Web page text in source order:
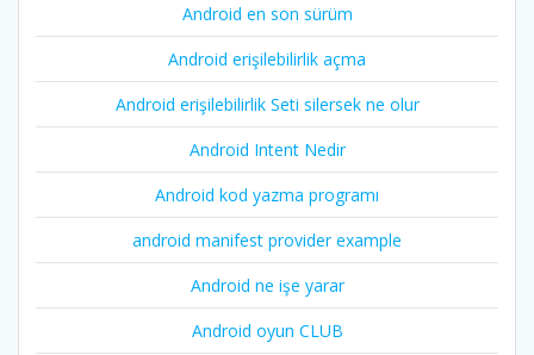
Android en son sürüm
Android erişilebilirlik açma
Android erişilebilirlik Seti silersek ne olur
Android Intent Nedir
Android kod yazma programı
android manifest provider example
Android ne işe yarar
Android oyun CLUB